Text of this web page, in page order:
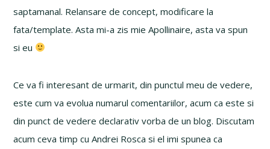
saptamanal. Relansare de concept, modificare la
fata/template. Asta mi-a zis mie Apollinaire, asta va spun
si eu
Ce va fi interesant de urmarit, din punctul meu de vedere,
este cum va evolua numarul comentariilor, acum ca este si
din punct de vedere declarativ vorba de un blog. Discutam
acum ceva timp cu Andrei Rosca si el imi spunea ca